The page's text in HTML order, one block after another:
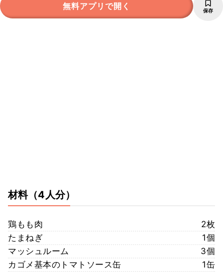
無料アプリで開く 保存
材料（4人分）
鶏もも肉
2枚
たまねぎ
1個
マッシュルーム
3個
カゴメ基本のトマトソース缶
1缶